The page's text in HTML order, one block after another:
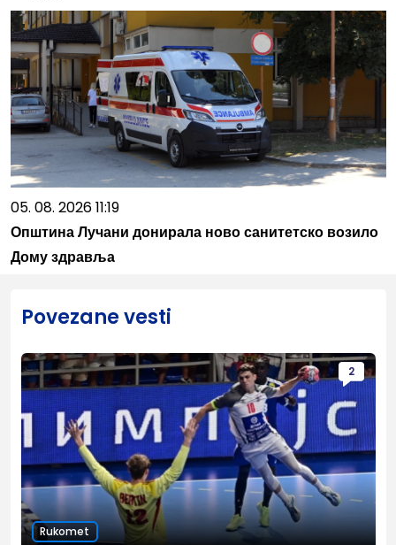
05. 08. 2026 11:19
Општина Лучани донирала ново санитетско возило
Дому здравља
Povezane vesti
2
Rukomet